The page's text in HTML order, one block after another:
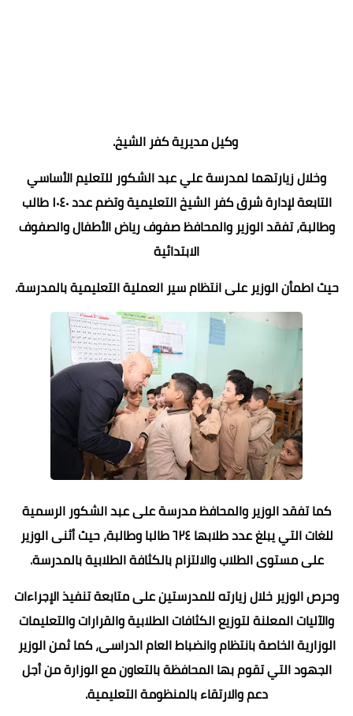
وكيل مديرية كفر الشيخ.
وخلال زيارتهما لمدرسة علي عبد الشكور للتعليم الأساسي
التابعة لإدارة شرق كفر الشيخ التعليمية وتضم عدد ١٠٤٠ طالب
وطالبة، تفقد الوزير والمحافظ صفوف رياض الأطفال والصفوف
الابتدائية
حيث اطمأن الوزير على انتظام سير العملية التعليمية بالمدرسة.
كما تفقد الوزير والمحافظ مدرسة على عبد الشكور الرسمية
للغات التي يبلغ عدد طلابها ٦٢٤ طالبا وطالبة، حيث أثنى الوزير
على مستوى الطلاب والالتزام بالكثافة الطلابية بالمدرسة.
وحرص الوزير خلال زيارته للمدرستين على متابعة تنفيذ الإجراءات
والآليات المعلنة لتوزيع الكثافات الطلابية والقرارات والتعليمات
الوزارية الخاصة بانتظام وانضباط العام الدراسى، كما ثمن الوزير
الجهود التي تقوم بها المحافظة بالتعاون مع الوزارة من أجل
دعم والارتقاء بالمنظومة التعليمية.